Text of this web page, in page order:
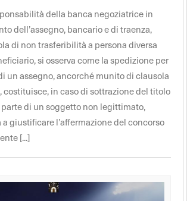
della banca negoziatrice in
dell’assegno, bancario e di traenza,
di non trasferibilità a persona diversa
si osserva come la spedizione per
un assegno, ancorché munito di clausola
costituisce, in caso di sottrazione del titolo
di un soggetto non legittimato,
giustificare l’affermazione del concorso
[...]